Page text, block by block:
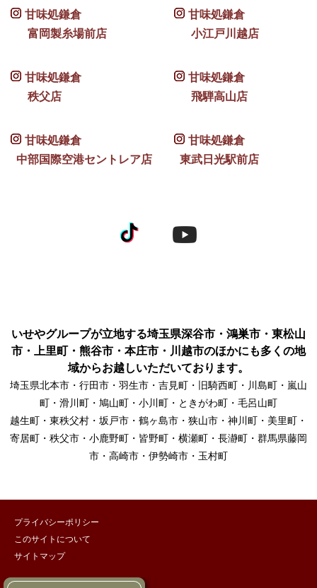
甘味処鎌倉
富岡製糸場前店
甘味処鎌倉
小江戸川越店
甘味処鎌倉
秩父店
甘味処鎌倉
飛騨高山店
甘味処鎌倉
中部国際空港セントレア店
甘味処鎌倉
東武日光駅前店
いせやグループが立地する埼玉県深谷市・鴻巣市・東松山
市・上里町・熊谷市・本庄市・川越市のほかにも多くの地
域からお越しいただいております。
埼玉県北本市・行田市・羽生市・吉見町・旧騎西町・川島町・嵐山
町・滑川町・鳩山町・小川町・ときがわ町・毛呂山町
越生町・東秩父村・坂戸市・鶴ヶ島市・狭山市・神川町・美里町・
寄居町・秩父市・小鹿野町・皆野町・横瀬町・長瀞町・群馬県藤岡
市・高崎市・伊勢崎市・玉村町
プライバシーポリシー
このサイトについて
サイトマップ